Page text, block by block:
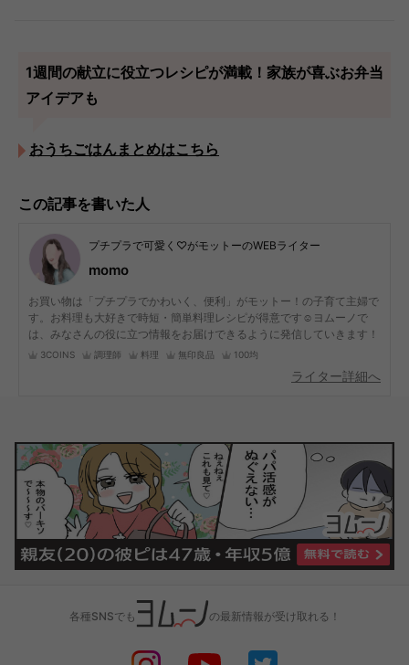
1週間の献立に役立つレシピが満載！家族が喜ぶお弁当
アイデアも
おうちごはんまとめはこちら
この記事を書いた人
プチプラで可愛く♡がモットーのWEBライター
momo
お買い物は「プチプラでかわいく、便利」がモットー！の子育て主婦で
す。お料理も大好きで時短・簡単料理レシピが得意です☺︎ヨムーノで
は、みなさんの役に立つ情報をお届けできるように発信していきます！
3COINS 調理師 料理 無印良品 100均
ライター詳細へ
各種SNSでも の最新情報が受け取れる！